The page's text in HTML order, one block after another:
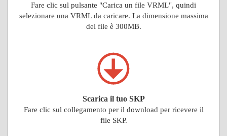
Fare clic sul pulsante "Carica un file VRML", quindi
selezionare una VRML da caricare. La dimensione massima
del file è 300MB.
Scarica il tuo SKP
Fare clic sul collegamento per il download per ricevere il
file SKP.